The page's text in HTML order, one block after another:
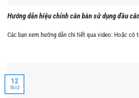
Hướng dẫn hiệu chỉnh cân bàn sử dụng đầu
Các bạn xem hướng dẫn chi tiết qua video: Hoặc có
12
Th12